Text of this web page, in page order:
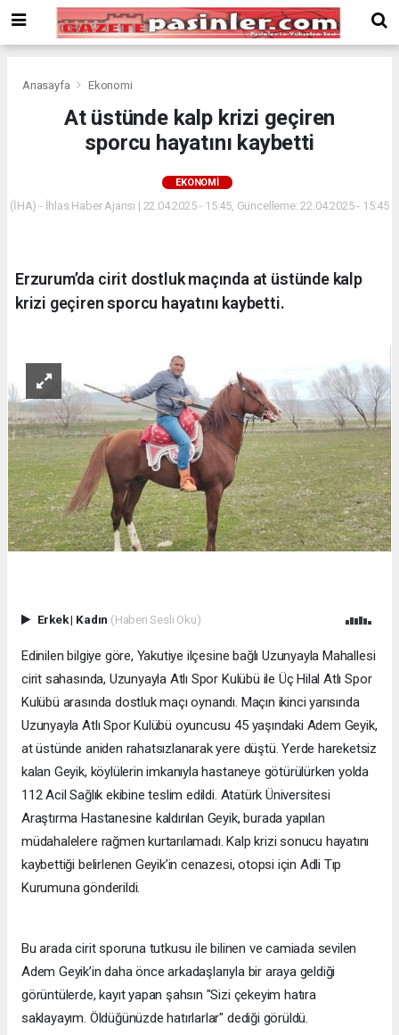
Bonusu
Veren
deneme
siteler
Veren
Anasayfa Ekonomi
At üstünde kalp krizi geçiren
sporcu hayatını kaybetti
EKONOMI
(İHA) - İhlas Haber Ajansı | 22.04.2025 - 15:45, Güncelleme: 22.04.2025 - 15:45
Erzurum’da cirit dostluk maçında at üstünde kalp
krizi geçiren sporcu hayatını kaybetti.
Erkek| Kadın (Haberi Sesli Oku)
Edinilen bilgiye göre, Yakutiye ilçesine bağlı Uzunyayla Mahallesi
cirit sahasında, Uzunyayla Atlı Spor Kulübü ile Üç Hilal Atlı Spor
Kulübü arasında dostluk maçı oynandı. Maçın ikinci yarısında
Uzunyayla Atlı Spor Kulübü oyuncusu 45 yaşındaki Adem Geyik,
at üstünde aniden rahatsızlanarak yere düştü. Yerde hareketsiz
kalan Geyik, köylülerin imkanıyla hastaneye götürülürken yolda
112 Acil Sağlık ekibine teslim edildi. Atatürk Üniversitesi
Araştırma Hastanesine kaldırılan Geyik, burada yapılan
müdahalelere rağmen kurtarılamadı. Kalp krizi sonucu hayatını
kaybettiği belirlenen Geyik’in cenazesi, otopsi için Adli Tıp
Kurumuna gönderildi.
Bu arada cirit sporuna tutkusu ile bilinen ve camiada sevilen
Adem Geyik’in daha önce arkadaşlarıyla bir araya geldiği
görüntülerde, kayıt yapan şahsın "Sizi çekeyim hatıra
saklayayım. Öldüğünüzde hatırlarlar" dediği görüldü.